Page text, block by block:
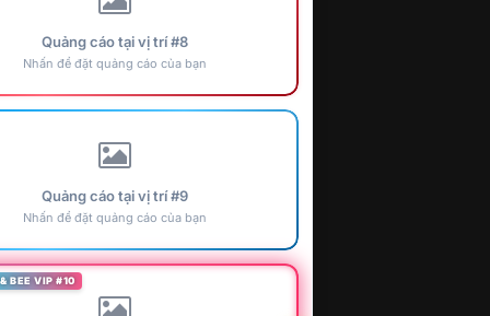
Quảng cáo tại vị trí #8
Nhấn để đặt quảng cáo của bạn
Quảng cáo tại vị trí #9
Nhấn để đặt quảng cáo của bạn
BEE VIP #10